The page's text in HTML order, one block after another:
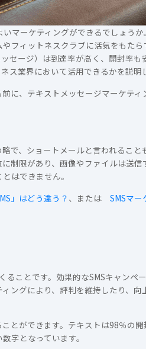
マーケティングができるでしょう
フィットネスクラブに活気をもた
セージ）は到達率が高く、開封率
ス業界において活用できるかを説明
に、テキストメッセージマーケテ
で、ショートメールと言われるこ
制限があり、画像やファイルは送
はできません。
」はどう違う？ 、または SMSマ
ことです。効果的なSMSキャンペ
ングにより、評判を維持したり、
とができます。テキストは98％の
字となっています。